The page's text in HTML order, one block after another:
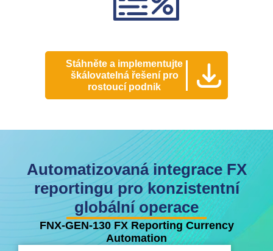
Stáhněte a implementujte
škálovatelná řešení pro
rostoucí podnik
Automatizovaná integrace FX
reportingu pro konzistentní
globální operace
FNX-GEN-130 FX Reporting Currency
Automation